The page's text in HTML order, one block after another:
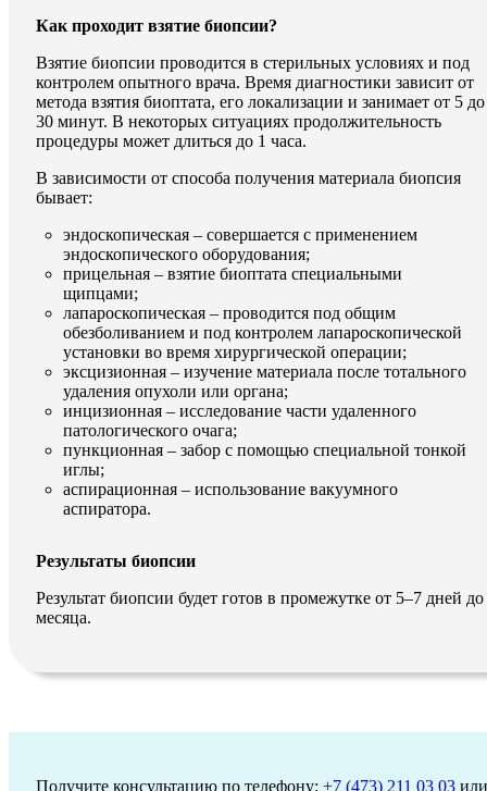
Как проходит взятие биопсии?
Взятие биопсии проводится в стерильных условиях и под
контролем опытного врача. Время диагностики зависит от
метода взятия биоптата, его локализации и занимает от 5 до
30 минут. В некоторых ситуациях продолжительность
процедуры может длиться до 1 часа.
В зависимости от способа получения материала биопсия
бывает:
эндоскопическая – совершается с применением
эндоскопического оборудования;
прицельная – взятие биоптата специальными
щипцами;
лапароскопическая – проводится под общим
обезболиванием и под контролем лапароскопической
установки во время хирургической операции;
эксцизионная – изучение материала после тотального
удаления опухоли или органа;
инцизионная – исследование части удаленного
патологического очага;
пункционная – забор с помощью специальной тонкой
иглы;
аспирационная – использование вакуумного
аспиратора.
Результаты биопсии
Результат биопсии будет готов в промежутке от 5–7 дней до
месяца.
Получите консультацию по телефону: +7 (473) 211 03 03 или